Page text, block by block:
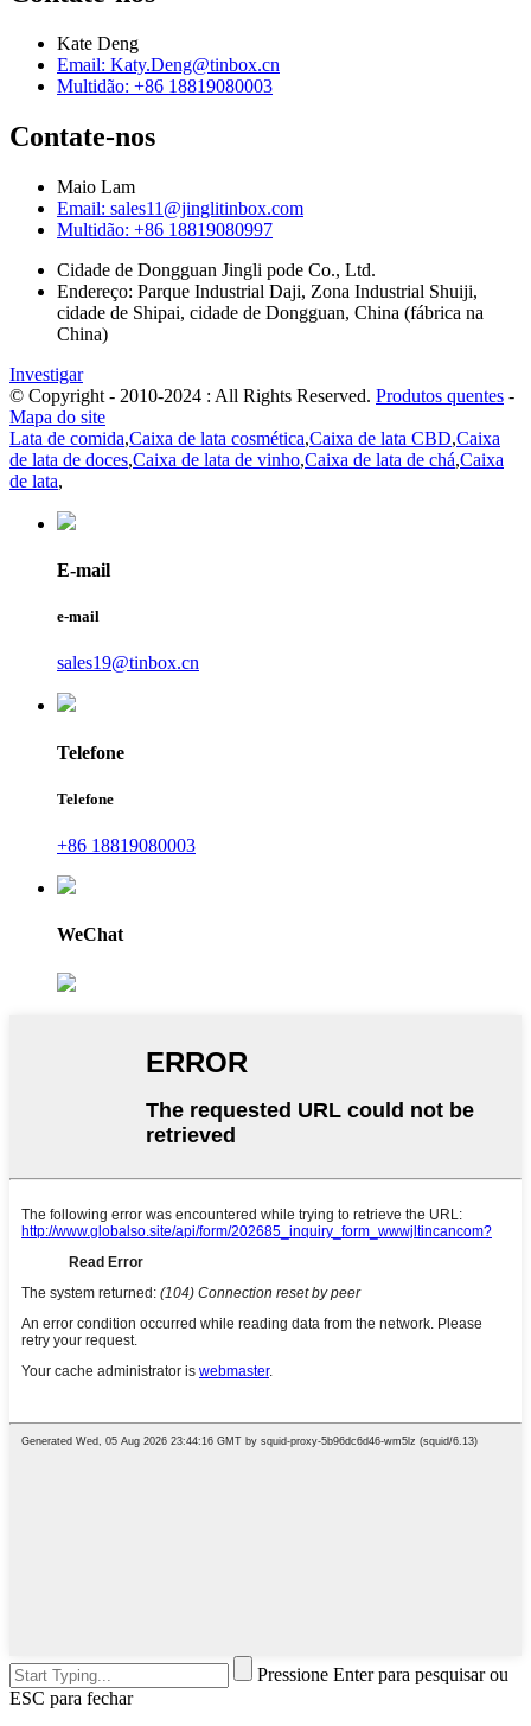
Kate Deng
Email: Katy.Deng@tinbox.cn
Multidão: +86 18819080003
Contate-nos
Maio Lam
Email: sales11@jinglitinbox.com
Multidão: +86 18819080997
Cidade de Dongguan Jingli pode Co., Ltd.
Endereço: Parque Industrial Daji, Zona Industrial Shuiji,
cidade de Shipai, cidade de Dongguan, China (fábrica na
China)
Investigar
© Copyright - 2010-2024 : All Rights Reserved. Produtos quentes -
Mapa do site
Lata de comida,Caixa de lata cosmética,Caixa de lata CBD,Caixa
de lata de doces,Caixa de lata de vinho,Caixa de lata de chá,Caixa
de lata,
E-mail
e-mail
sales19@tinbox.cn
Telefone
Telefone
+86 18819080003
WeChat
Pressione Enter para pesquisar ou
ESC para fechar